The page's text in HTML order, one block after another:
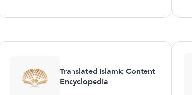
Translated Islamic Content
Encyclopedia